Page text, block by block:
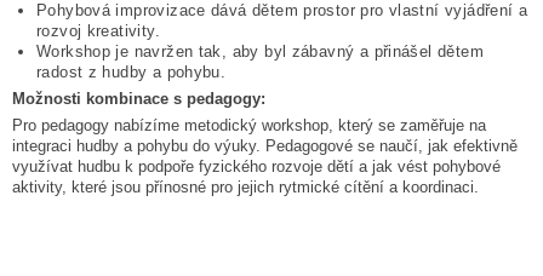
Pohybová improvizace dává dětem prostor pro vlastní vyjádření a
rozvoj kreativity.
Workshop je navržen tak, aby byl zábavný a přinášel dětem
radost z hudby a pohybu.
Možnosti kombinace s pedagogy:
Pro pedagogy nabízíme metodický workshop, který se zaměřuje na
integraci hudby a pohybu do výuky. Pedagogové se naučí, jak efektivně
využívat hudbu k podpoře fyzického rozvoje dětí a jak vést pohybové
aktivity, které jsou přínosné pro jejich rytmické cítění a koordinaci.